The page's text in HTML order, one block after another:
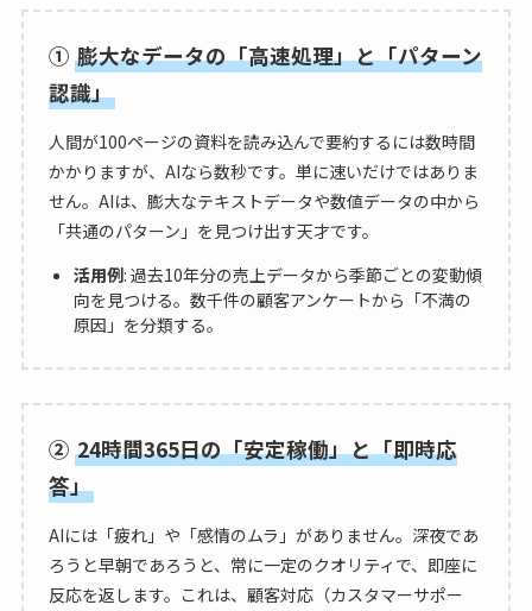
① 膨大なデータの「高速処理」と「パターン
認識」
人間が100ページの資料を読み込んで要約するには数時間
かかりますが、AIなら数秒です。単に速いだけではありま
せん。AIは、膨大なテキストデータや数値データの中から
「共通のパターン」を見つけ出す天才です。
活用例: 過去10年分の売上データから季節ごとの変動傾
向を見つける。数千件の顧客アンケートから「不満の
原因」を分類する。
② 24時間365日の「安定稼働」と「即時応
答」
AIには「疲れ」や「感情のムラ」がありません。深夜であ
ろうと早朝であろうと、常に一定のクオリティで、即座に
反応を返します。これは、顧客対応（カスタマーサポー